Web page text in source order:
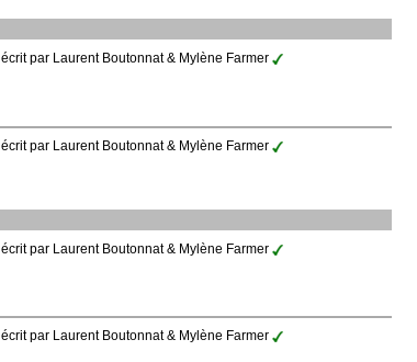
écrit par Laurent Boutonnat & Mylène Farmer
écrit par Laurent Boutonnat & Mylène Farmer
écrit par Laurent Boutonnat & Mylène Farmer
écrit par Laurent Boutonnat & Mylène Farmer